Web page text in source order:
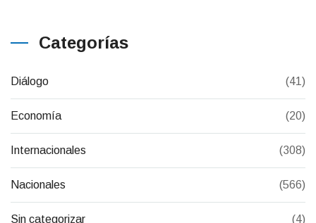
Categorías
Diálogo (41)
Economía (20)
Internacionales (308)
Nacionales (566)
Sin categorizar (4)